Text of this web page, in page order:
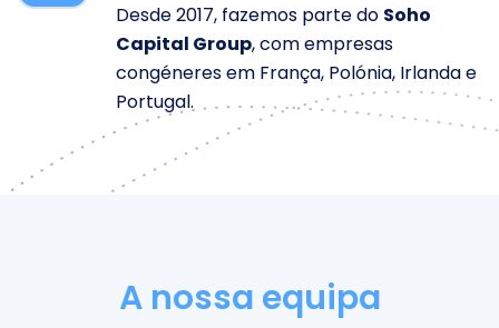
Desde 2017, fazemos parte do Soho
Capital Group, com empresas
congéneres em França, Polónia, Irlanda e
Portugal.
A nossa equipa